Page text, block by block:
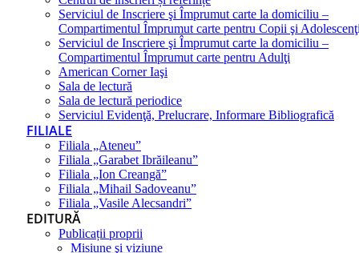
Serviciul de Inscriere şi Împrumut carte la domiciliu –
Compartimentul Împrumut carte pentru Copii şi
Serviciul de Inscriere şi Împrumut carte la domiciliu –
Compartimentul Împrumut carte pentru Adulţi
American Corner Iaşi
Sala de lectură
Sala de lectură periodice
Serviciul Evidenţă, Prelucrare, Informare Bibliografică
FILIALE
Filiala „Ateneu”
Filiala „Garabet Ibrăileanu”
Filiala „Ion Creangă”
Filiala „Mihail Sadoveanu”
Filiala „Vasile Alecsandri”
EDITURĂ
Publicații proprii
Misiune şi viziune